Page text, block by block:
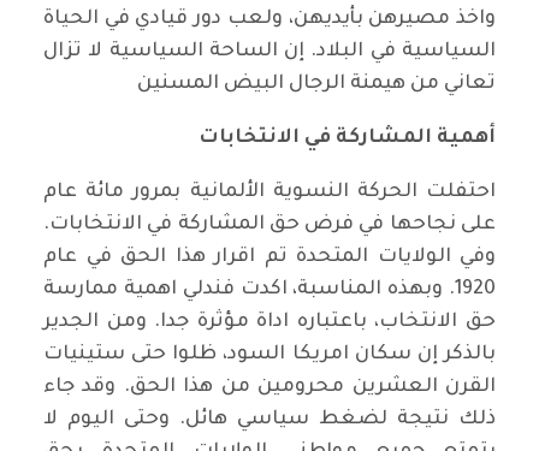
واخذ مصيرهن بأيديهن، ولعب دور قيادي في الحياة
السياسية في البلاد. إن الساحة السياسية لا تزال
تعاني من هيمنة الرجال البيض المسنين
أهمية المشاركة في الانتخابات
احتفلت الحركة النسوية الألمانية بمرور مائة عام
على نجاحها في فرض حق المشاركة في الانتخابات.
وفي الولايات المتحدة تم اقرار هذا الحق في عام
1920. وبهذه المناسبة، اكدت فندلي اهمية ممارسة
حق الانتخاب، باعتباره اداة مؤثرة جدا. ومن الجدير
بالذكر إن سكان امريكا السود، ظلوا حتى ستينيات
القرن العشرين محرومين من هذا الحق. وقد جاء
ذلك نتيجة لضغط سياسي هائل. وحتى اليوم لا